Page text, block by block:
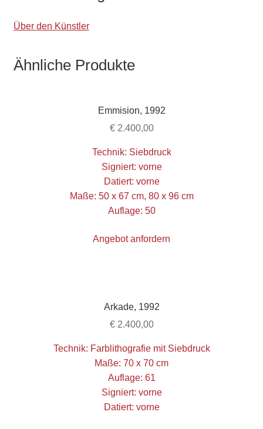
Über den Künstler
Ähnliche Produkte
Emmision, 1992
€2.400,00
Technik: Siebdruck
Signiert: vorne
Datiert: vorne
Maße: 50 x 67 cm, 80 x 96 cm
Auflage: 50
Angebot anfordern
Arkade, 1992
€2.400,00
Technik: Farblithografie mit Siebdruck
Maße: 70 x 70 cm
Auflage: 61
Signiert: vorne
Datiert: vorne